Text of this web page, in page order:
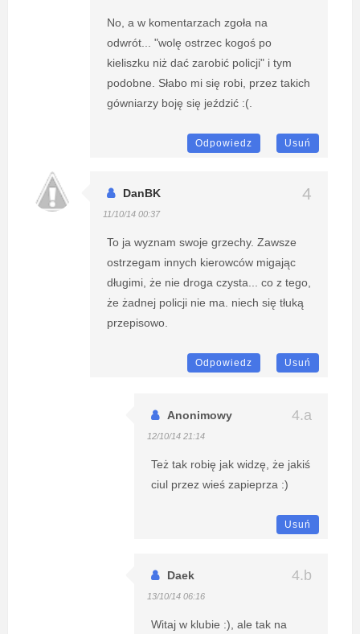
No, a w komentarzach zgoła na
odwrót... "wolę ostrzec kogoś po
kieliszku niż dać zarobić policji" i tym
podobne. Słabo mi się robi, przez takich
gówniarzy boję się jeździć :(.
Odpowiedz Usuń
DanBK
11/10/14 00:37
To ja wyznam swoje grzechy. Zawsze
ostrzegam innych kierowców migając
długimi, że nie droga czysta... co z tego,
że żadnej policji nie ma. niech się tłuką
przepisowo.
Odpowiedz Usuń
Anonimowy
12/10/14 21:14
Też tak robię jak widzę, że jakiś
ciul przez wieś zapieprza :)
Usuń
Daek
13/10/14 06:16
Witaj w klubie :), ale tak na